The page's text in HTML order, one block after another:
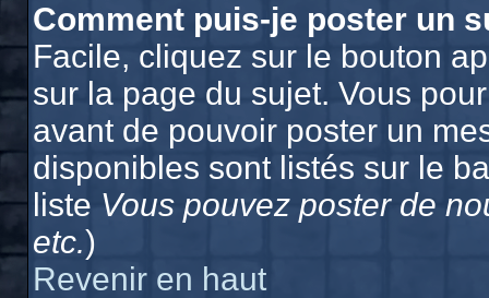
Comment puis-je poster un
Facile, cliquez sur le bouton
sur la page du sujet. Vous
avant de pouvoir poster un
disponibles sont listés sur le
liste Vous pouvez poster de
etc.)
Revenir en haut